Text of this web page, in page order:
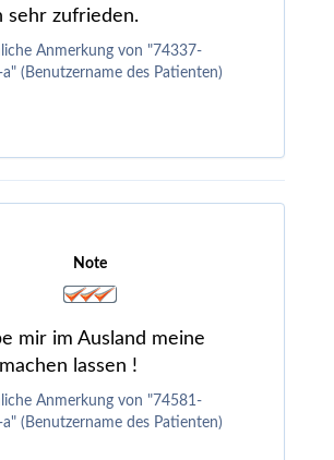
sehr zufrieden.
Anmerkung von "74337-
(Benutzername des Patienten)
Note
mir im Ausland meine
lassen !
Anmerkung von "74581-
(Benutzername des Patienten)